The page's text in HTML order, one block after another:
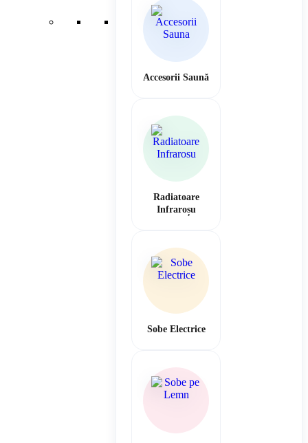
Accesorii Saună
Radiatoare
Infraroșu
Sobe Electrice